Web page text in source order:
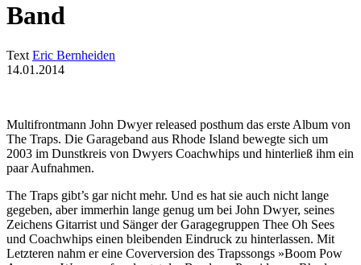
Band
Text Eric Bernheiden
14.01.2014
Multifrontmann John Dwyer released posthum das erste Album von
The Traps. Die Garageband aus Rhode Island bewegte sich um
2003 im Dunstkreis von Dwyers Coachwhips und hinterließ ihm ein
paar Aufnahmen.
The Traps gibt’s gar nicht mehr. Und es hat sie auch nicht lange
gegeben, aber immerhin lange genug um bei John Dwyer, seines
Zeichens Gitarrist und Sänger der Garagegruppen Thee Oh Sees
und Coachwhips einen bleibenden Eindruck zu hinterlassen. Mit
Letzteren nahm er eine Coverversion des Trapssongs »Boom Pow